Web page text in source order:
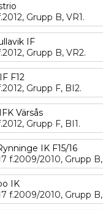
Grupp B, VR1.
IF
Grupp B, VR2.
F12
Grupp F, BI2.
Värsås
Grupp F, BI1.
IK F15/16
f.2009/2010, Grupp B,
IK
f.2009/2010, Grupp B,